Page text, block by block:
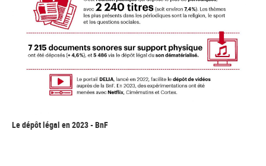
Le dépôt légal en 2023 - BnF